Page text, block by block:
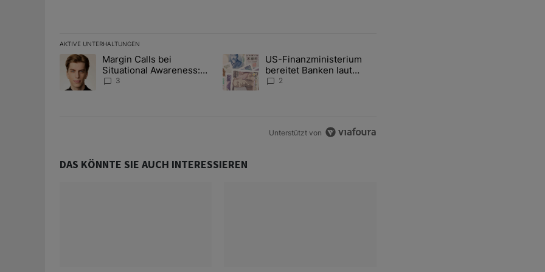
AKTIVE UNTERHALTUNGEN
Das Folgende ist eine Liste der am meisten kommentierten Artikel der letzten 7 days.
Ein Trendartikel mit dem Titel "Margin Calls bei Situational Awareness: Alles über den Retter-Deal" mit 3 kommentare.
Margin Calls bei
Situational Awareness:
Alles über den Retter-
3
Ein Trendartikel mit dem Titel "US-Finanzministerium bereitet Banken laut
US-Finanzministerium
bereitet Banken laut
Insider auf eventuelle
2
Unterstützt von
DAS KÖNNTE SIE AUCH INTERESSIEREN